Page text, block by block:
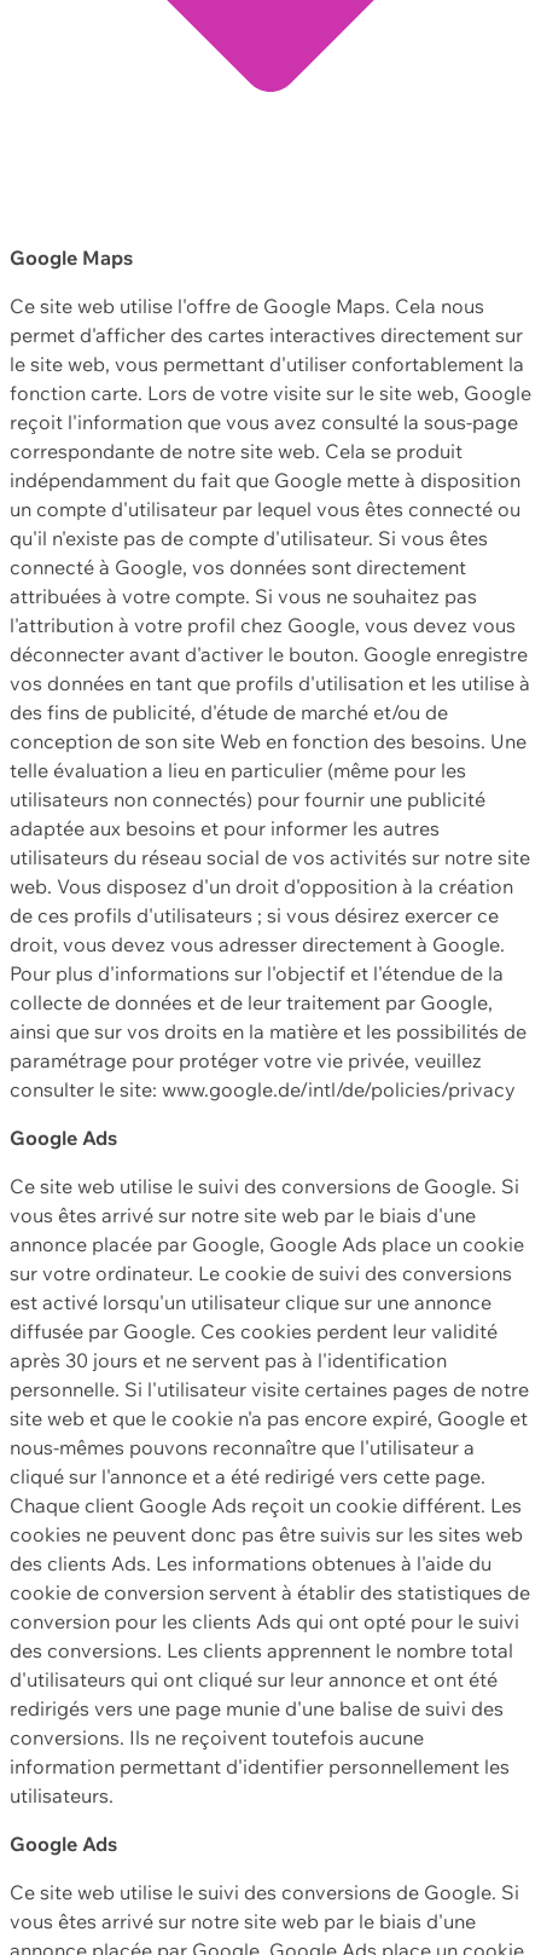
Google Maps
Ce site web utilise l'offre de Google Maps. Cela nous
permet d'afficher des cartes interactives directement sur
le site web, vous permettant d'utiliser confortablement la
fonction carte. Lors de votre visite sur le site web, Google
reçoit l'information que vous avez consulté la sous-page
correspondante de notre site web. Cela se produit
indépendamment du fait que Google mette à disposition
un compte d'utilisateur par lequel vous êtes connecté ou
qu'il n'existe pas de compte d'utilisateur. Si vous êtes
connecté à Google, vos données sont directement
attribuées à votre compte. Si vous ne souhaitez pas
l'attribution à votre profil chez Google, vous devez vous
déconnecter avant d'activer le bouton. Google enregistre
vos données en tant que profils d'utilisation et les utilise à
des fins de publicité, d'étude de marché et/ou de
conception de son site Web en fonction des besoins. Une
telle évaluation a lieu en particulier (même pour les
utilisateurs non connectés) pour fournir une publicité
adaptée aux besoins et pour informer les autres
utilisateurs du réseau social de vos activités sur notre site
web. Vous disposez d'un droit d'opposition à la création
de ces profils d'utilisateurs ; si vous désirez exercer ce
droit, vous devez vous adresser directement à Google.
Pour plus d'informations sur l'objectif et l'étendue de la
collecte de données et de leur traitement par Google,
ainsi que sur vos droits en la matière et les possibilités de
paramétrage pour protéger votre vie privée, veuillez
consulter le site: www.google.de/intl/de/policies/privacy
Google Ads
Ce site web utilise le suivi des conversions de Google. Si
vous êtes arrivé sur notre site web par le biais d'une
annonce placée par Google, Google Ads place un cookie
sur votre ordinateur. Le cookie de suivi des conversions
est activé lorsqu'un utilisateur clique sur une annonce
diffusée par Google. Ces cookies perdent leur validité
après 30 jours et ne servent pas à l'identification
personnelle. Si l'utilisateur visite certaines pages de notre
site web et que le cookie n'a pas encore expiré, Google et
nous-mêmes pouvons reconnaître que l'utilisateur a
cliqué sur l'annonce et a été redirigé vers cette page.
Chaque client Google Ads reçoit un cookie différent. Les
cookies ne peuvent donc pas être suivis sur les sites web
des clients Ads. Les informations obtenues à l'aide du
cookie de conversion servent à établir des statistiques de
conversion pour les clients Ads qui ont opté pour le suivi
des conversions. Les clients apprennent le nombre total
d'utilisateurs qui ont cliqué sur leur annonce et ont été
redirigés vers une page munie d'une balise de suivi des
conversions. Ils ne reçoivent toutefois aucune
information permettant d'identifier personnellement les
utilisateurs.
Google Ads
Ce site web utilise le suivi des conversions de Google. Si
vous êtes arrivé sur notre site web par le biais d'une